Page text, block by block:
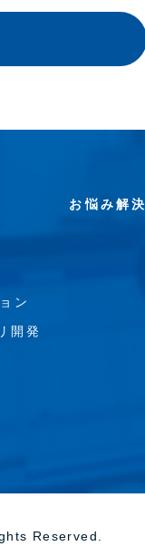
ン
開発
お悩み解決
Reserved.